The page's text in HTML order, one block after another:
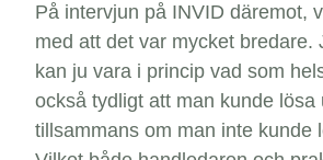
På intervjun på INVID däremot,
med att det var mycket bredare.
kan ju vara i princip vad som
också tydligt att man kunde lösa
tillsammans om man inte kunde